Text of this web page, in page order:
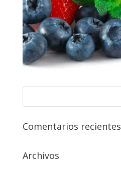
Comentarios recientes
Archivos